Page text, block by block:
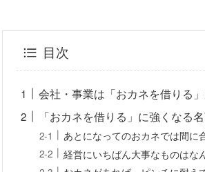
目次
会社・事業は「おカネを借りる
「おカネを借りる」に強くなる
あとになってのおカネでは間に
経営にいちばん大事なものはな